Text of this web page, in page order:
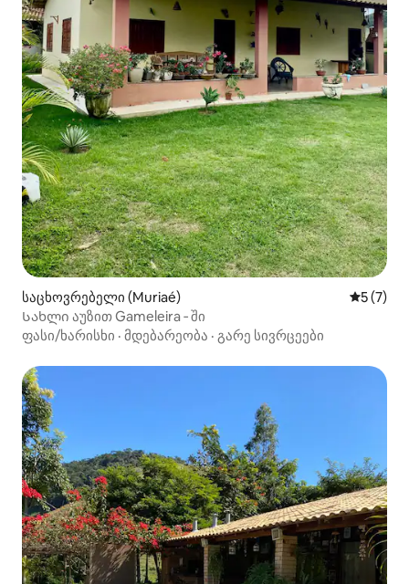
საცხოვრებელი (Muriaé)
5 (7)
Სახლი აუზით Gameleira ‑ ში
ფასი/ხარისხი · მდებარეობა · გარე სივრცეები